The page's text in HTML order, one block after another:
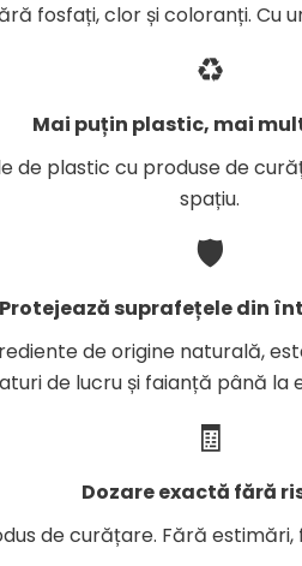
fosfați, clor și coloranți. Cu
♻️
Mai puțin plastic, mai
de plastic cu produse de
spațiu.
🛡️
Protejează suprafețele din
de origine naturală,
de lucru și faianță până la
🧾
Dozare exactă fără
de curățare. Fără